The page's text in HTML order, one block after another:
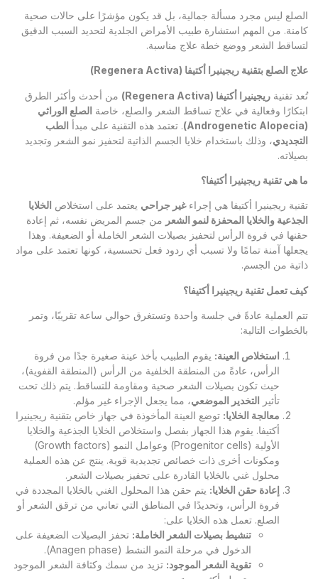
الصلع ليس مجرد مسألة جمالية، بل قد يكون مؤشرًا على حالات صحية
كامنة. من المهم استشارة طبيب الأمراض الجلدية لتحديد السبب الدقيق
لتساقط الشعر ووضع خطة علاج مناسبة.
علاج الصلع بتقنية ريجينيرا أكتيفا (Regenera Activa)
تُعد تقنية ريجينيرا أكتيفا (Regenera Activa)
من أحدث وأكثر الطرق
ابتكارًا وفعالية في علاج تساقط الشعر والصلع، خاصة الصلع الوراثي
(Androgenetic Alopecia)
. تعتمد هذه التقنية على مبدأ الطب
التجديدي، وذلك باستخدام خلايا الجسم الذاتية لتحفيز نمو الشعر وتجديد
بصيلاته.
ما هي تقنية ريجينيرا أكتيفا؟
تقنية ريجينيرا أكتيفا هي إجراءغير جراحي يعتمد على استخلاص الخلايا
الجذعية والخلايا المحفزة لنمو الشعر من جسم المريض نفسه، ثم إعادة
حقنها في فروة الرأس لتحفيز بصيلات الشعر الخاملة أو الضعيفة. وهذا
يجعلها آمنة تمامًا ولا تسبب أي ردود فعل تحسسية، كونها تعتمد على مواد
ذاتية من الجسم.
كيف تعمل تقنية ريجينيرا أكتيفا؟
تتم العملية عادةً في جلسة واحدة وتستغرق حوالي ساعة تقريبًا، وتمر
بالخطوات التالية:
استخلاص العينة: يقوم الطبيب بأخذ عينة صغيرة جدًا من فروة
الرأس، عادةً من المنطقة الخلفية من الرأس (المنطقة القفوية)،
حيث تكون بصيلات الشعر صحية ومقاومة للتساقط. يتم ذلك تحت
تأثير التخدير الموضعي، مما يجعل الإجراء غير مؤلم.
معالجة الخلايا: توضع العينة المأخوذة في جهاز خاص بتقنية ريجينيرا
أكتيفا. يقوم هذا الجهاز بفصل واستخلاص الخلايا الجذعية والخلايا
الأولية (Progenitor cells) وعوامل النمو (Growth factors)
ومكونات أخرى ذات خصائص تجديدية قوية. ينتج عن هذه العملية
محلول غني بالخلايا القادرة على تحفيز بصيلات الشعر.
إعادة حقن الخلايا: يتم حقن هذا المحلول الغني بالخلايا المجددة في
فروة الرأس، وتحديدًا في المناطق التي تعاني من ترقق الشعر أو
الصلع. تعمل هذه الخلايا على:
تنشيط بصيلات الشعر الخاملة: تحفز البصيلات الضعيفة على
الدخول في مرحلة النمو النشط (Anagen phase).
تقوية الشعر الموجود: تزيد من سمك وكثافة الشعر الموجود